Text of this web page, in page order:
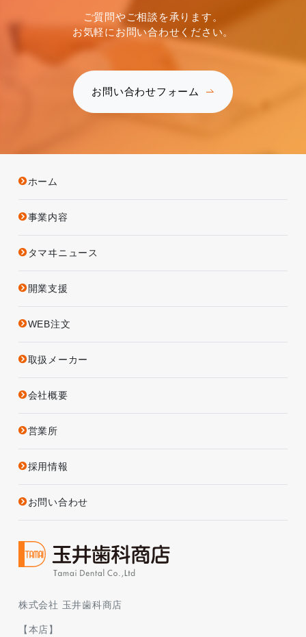
ご質問やご相談を承ります。
お気軽にお問い合わせください。
お問い合わせフォーム
株式会社 玉井歯科商店
【本店】
ホーム
事業内容
タマヰニュース
開業支援
WEB注文
取扱メーカー
会社概要
営業所
採用情報
お問い合わせ